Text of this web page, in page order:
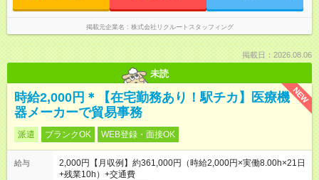
掲載元企業名 株式会社リクルートスタッフィング
掲載日：2026.08.06
未読
NEW
時給2,000円＊【在宅勤務あり！駅チカ】医療機
器メーカーで貿易事務
派遣 ブランクOK WEB登録・面接OK
給与
2,000円【月収例】約361,000円（時給2,000円×実働8.00h×21日
+残業10h）+交通費